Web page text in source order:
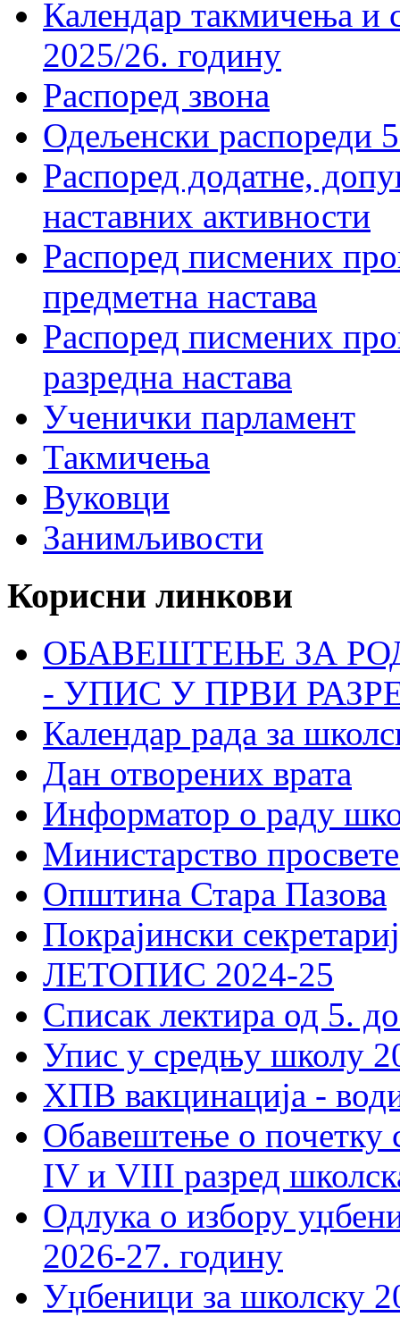
Календар такмичења
2025/26. годину
Распоред звона
Одељенски распореди
Распоред додатне,
наставних активности
Распоред писмених
предметна настава
Распоред писмених
разредна настава
Ученички парламент
Такмичења
Вуковци
Занимљивости
Корисни линкови
ОБАВЕШТЕЊЕ ЗА
- УПИС У ПРВИ
Календар рада за
Дан отворених врата
Информатор о раду
Министарство
Општина Стара Пазова
Покрајински
ЛЕТОПИС 2024-25
Списак лектира од 5.
Упис у средњу школу
ХПВ вакцинација -
Обавештење о почетку
IV и VIII разред
Одлука о избору
2026-27. годину
Уџбеници за школску